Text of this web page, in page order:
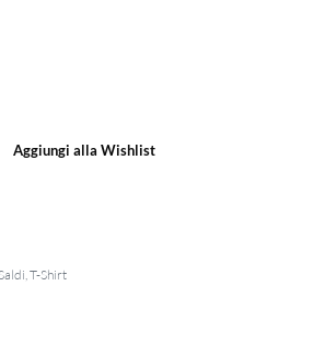
Aggiungi alla Wishlist
,T-Shirt